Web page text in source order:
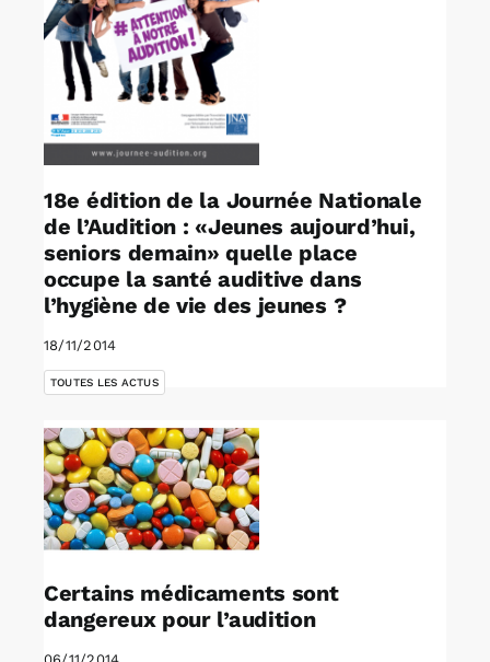
18e édition de la Journée Nationale
de l’Audition : «Jeunes aujourd’hui,
seniors demain» quelle place
occupe la santé auditive dans
l’hygiène de vie des jeunes ?
18/11/2014
TOUTES LES ACTUS
Certains médicaments sont
dangereux pour l’audition